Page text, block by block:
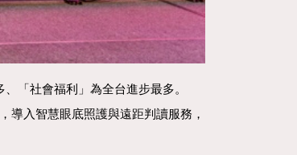
「社會福利」為全台進步最多。
導入智慧眼底照護與遠距判讀服務，